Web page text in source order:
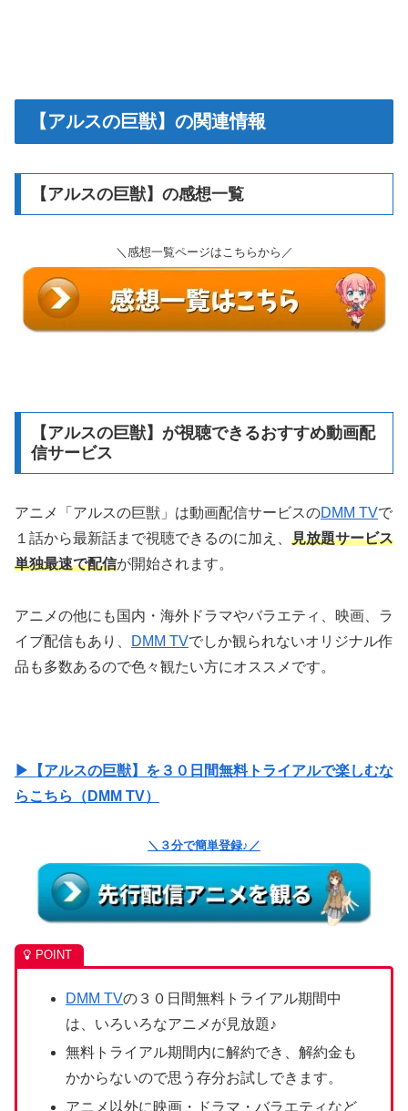
【アルスの巨獣】の関連情報
【アルスの巨獣】の感想一覧
＼感想一覧ページはこちらから／
【アルスの巨獣】が視聴できるおすすめ動画配
信サービス
アニメ「アルスの巨獣」は動画配信サービスのDMM TVで
１話から最新話まで視聴できるのに加え、 見放題サービス
単独最速で配信が開始されます。
アニメの他にも国内・海外ドラマやバラエティ、映画、ラ
イブ配信もあり、
DMM TVでしか観られないオリジナル作
品も多数あるので色々観たい方にオススメです。
▶【アルスの巨獣】を３０日間無料トライアルで楽しむな
らこちら（DMM TV）
＼３分で簡単登録♪／
DMM TVの３０日間無料トライアル期間中
は、いろいろなアニメが見放題♪
無料トライアル期間内に解約でき、解約金も
かからないので思う存分お試しできます。
アニメ以外に映画・ドラマ・バラエティなど